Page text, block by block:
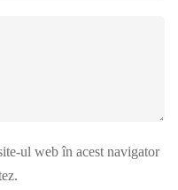
ul web în acest navigator